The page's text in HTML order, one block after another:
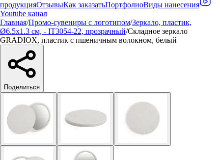
продукцияОтзывыКак заказатьПортфолиоВиды нанесения
Youtube канал
Главная/Промо-сувениры с логотипом/Зеркало, пластик,
Ø6.5x1.3 см, - IT3054-22, прозрачный/Складное зеркало
GRADIOX, пластик с пшеничным волокном, белый
Поделиться